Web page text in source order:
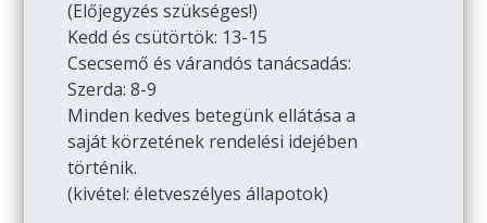
(Előjegyzés szükséges!)
Kedd és csütörtök: 13-15
Csecsemő és várandós tanácsadás:
Szerda: 8-9
Minden kedves betegünk ellátása a
saját körzetének rendelési idejében
történik.
(kivétel: életveszélyes állapotok)